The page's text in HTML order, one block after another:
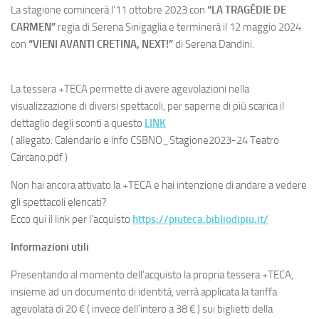
La stagione comincerà l’11 ottobre 2023 con “LA TRAGÉDIE DE
CARMEN” regia di Serena Sinigaglia e terminerà il 12 maggio 2024
con “VIENI AVANTI CRETINA, NEXT!”di Serena Dandini.
La tessera +TECA permette di avere agevolazioni nella
visualizzazione di diversi spettacoli, per saperne di più scarica il
dettaglio degli sconti a questo LINK
( allegato: Calendario e info CSBNO_Stagione2023-24 Teatro
Carcano.pdf )
Non hai ancora attivato la +TECA e hai intenzione di andare a vedere
gli spettacoli elencati?
Ecco qui il link per l’acquisto https://piuteca.bibliodipiu.it/
Informazioni utili
Presentando al momento dell’acquisto la propria tessera +TECA,
insieme ad un documento di identità, verrà applicata la tariffa
agevolata di 20 € ( invece dell’intero a 38 € ) sui biglietti della